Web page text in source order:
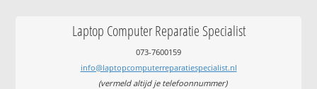
Laptop Computer Reparatie Specialist
073-7600159
info@laptopcomputerreparatiespecialist.nl
(vermeld altijd je telefoonnummer)